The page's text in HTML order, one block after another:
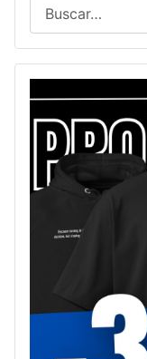
Type 2 or more